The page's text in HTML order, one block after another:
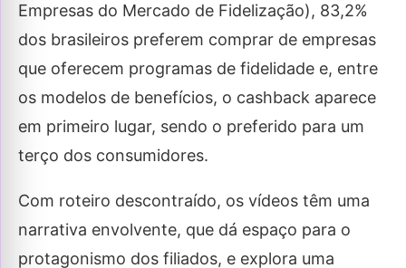
Empresas do Mercado de Fidelização), 83,2%
dos brasileiros preferem comprar de empresas
que oferecem programas de fidelidade e, entre
os modelos de benefícios, o cashback aparece
em primeiro lugar, sendo o preferido para um
terço dos consumidores.
Com roteiro descontraído, os vídeos têm uma
narrativa envolvente, que dá espaço para o
protagonismo dos filiados, e explora uma